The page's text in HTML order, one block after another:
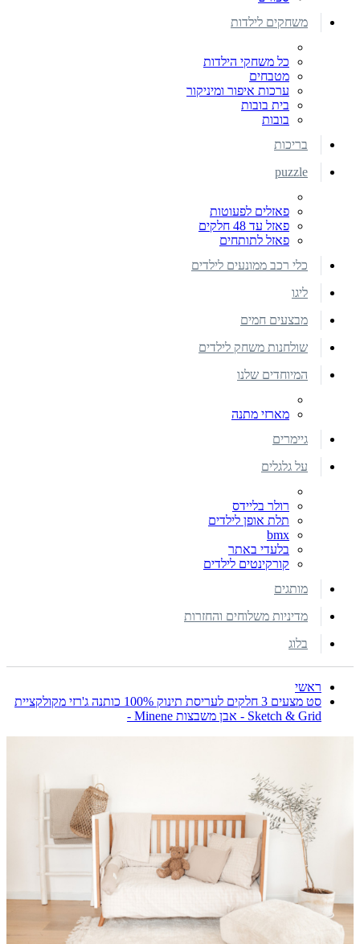
משחקים לילדות
כל משחקי הילדות
מטבחים
ערכות איפור ומיניקור
בית בובות
בובות
בריכות
puzzle
פאזלים לפעוטות
פאזל עד 48 חלקים
פאזל לתותחים
כלי רכב ממונעים לילדים
ליגו
מבצעים חמים
שולחנות משחק לילדים
המיוחדים שלנו
מארזי מתנה
גיימרים
על גלגלים
רולר בליידס
תלת אופן לילדים
bmx
בלעדי באתר
קורקינטים לילדים
מותגים
מדיניות משלוחים והחזרות
בלוג
ראשי
סט מצעים 3 חלקים לעריסת תינוק 100% כותנה ג'רזי מקולקציית
Sketch & Grid - אבן משבצות Minene -